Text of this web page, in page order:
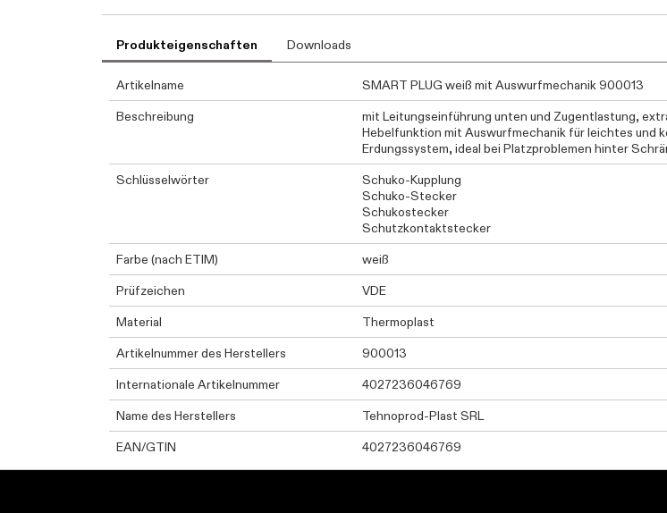
Produkteigenschaften Downloads
Artikelname
SMART PLUG weiß mit Auswurfmechanik 900013
Beschreibung
mit Leitungseinführung unten und Zugentlastung,
Hebelfunktion mit Auswurfmechanik für leichtes und
Erdungssystem, ideal bei Platzproblemen hinter
Schlüsselwörter
Schuko-Kupplung
Schuko-Stecker
Schukostecker
Schutzkontaktstecker
Farbe (nach ETIM)
weiß
Prüfzeichen
VDE
Material
Thermoplast
Artikelnummer des Herstellers
900013
Internationale Artikelnummer
4027236046769
Name des Herstellers
Tehnoprod-Plast SRL
EAN/GTIN
4027236046769